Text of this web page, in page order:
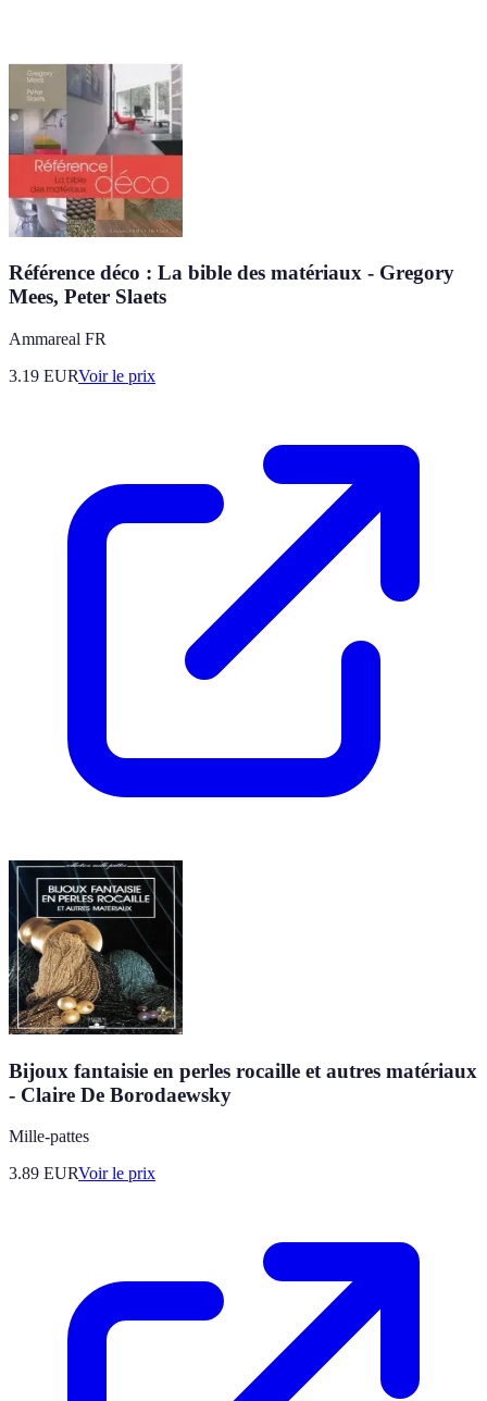
Référence déco : La bible des matériaux - Gregory
Mees, Peter Slaets
Ammareal FR
3.19 EURVoir le prix
Bijoux fantaisie en perles rocaille et autres matériaux
- Claire De Borodaewsky
Mille-pattes
3.89 EURVoir le prix